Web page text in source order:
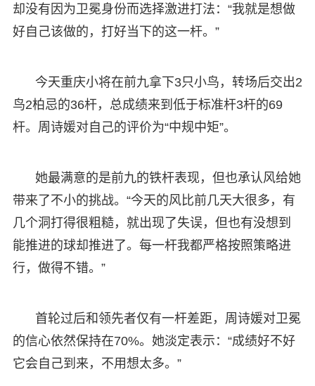
却没有因为卫冕身份而选择激进打法：“我就是想做
好自己该做的，打好当下的这一杆。”
今天重庆小将在前九拿下3只小鸟，转场后交出2
鸟2柏忌的36杆，总成绩来到低于标准杆3杆的69
杆。周诗媛对自己的评价为“中规中矩”。
她最满意的是前九的铁杆表现，但也承认风给她
带来了不小的挑战。“今天的风比前几天大很多，有
几个洞打得很粗糙，就出现了失误，但也有没想到
能推进的球却推进了。每一杆我都严格按照策略进
行，做得不错。”
首轮过后和领先者仅有一杆差距，周诗媛对卫冕
的信心依然保持在70%。她淡定表示：“成绩好不好
它会自己到来，不用想太多。”